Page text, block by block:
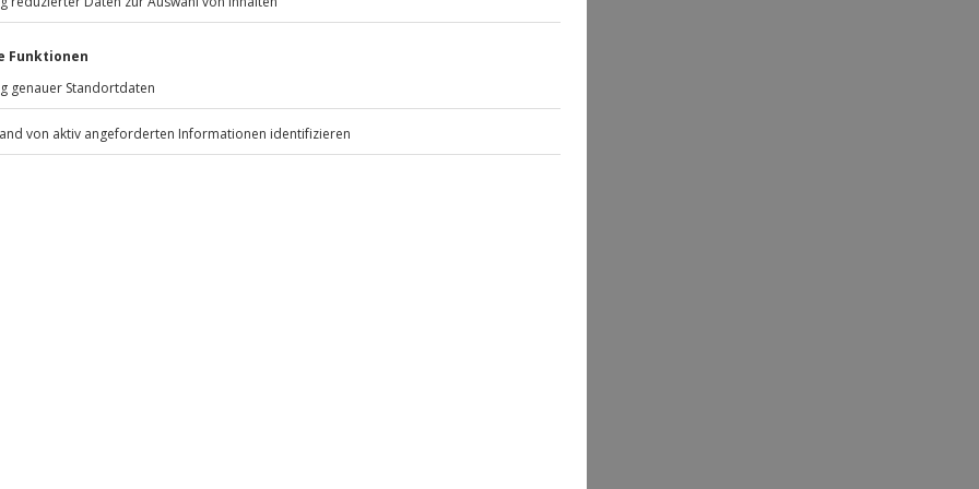
210 cm
kg
im Besitz
© OpenStreetMaps
außer an bundesweiten